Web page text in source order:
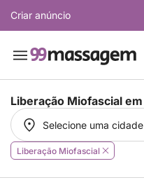
Criar anúncio
Liberação Miofascial em
Selecione uma cidade
Selecione uma cidade
Liberação Miofascial